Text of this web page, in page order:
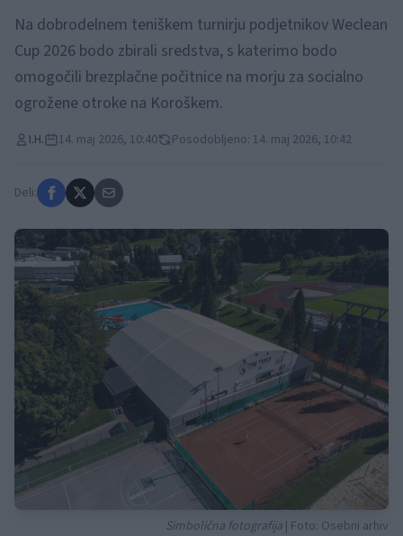
Na dobrodelnem teniškem turnirju podjetnikov Weclean
Cup 2026 bodo zbirali sredstva, s katerimo bodo
omogočili brezplačne počitnice na morju za socialno
ogrožene otroke na Koroškem.
I.H. 14. maj 2026, 10:40 Posodobljeno: 14. maj 2026, 10:42
Deli:
Simbolična fotografija | Foto: Osebni arhiv